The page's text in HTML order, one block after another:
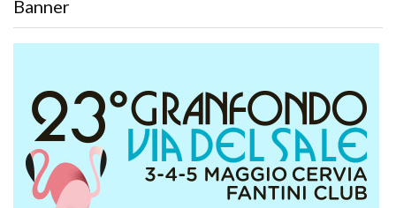
Banner